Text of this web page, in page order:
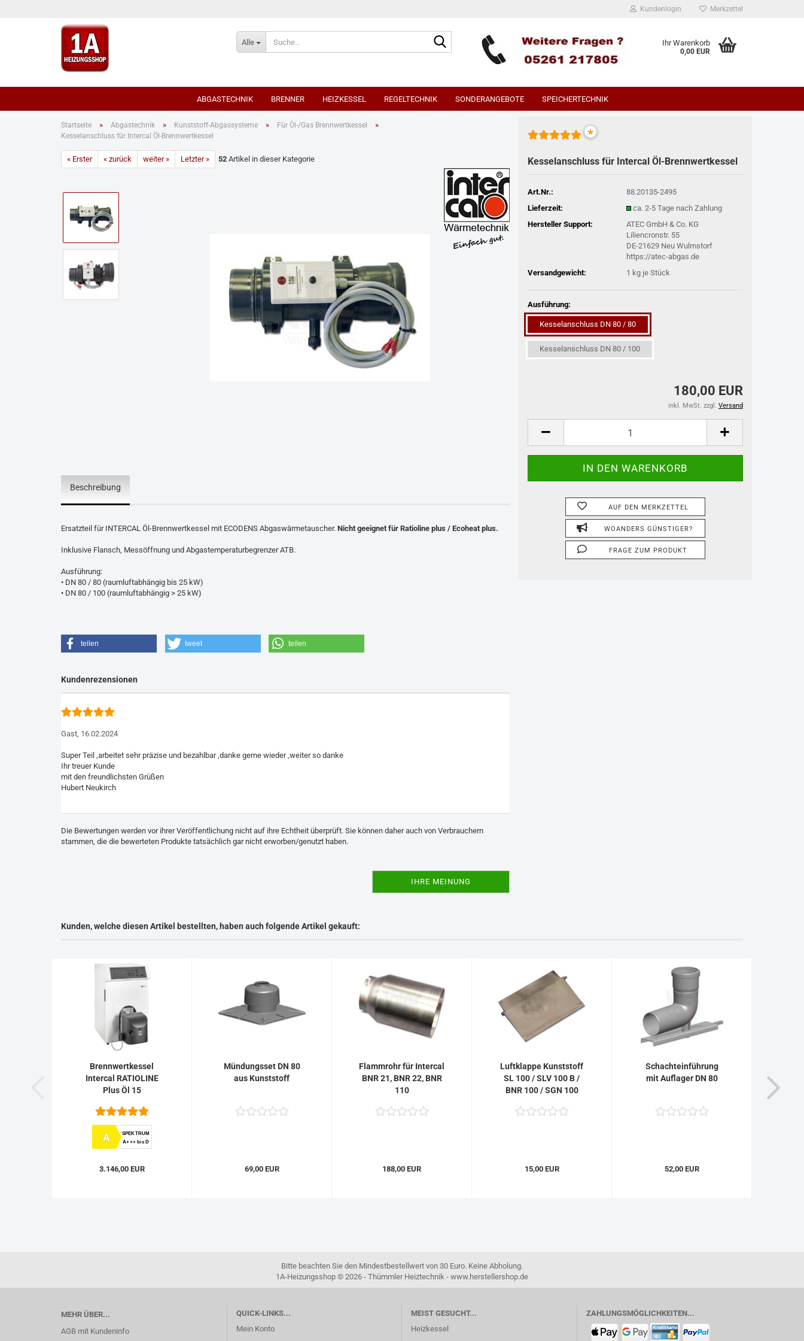
Kundenlogin Merkzettel
Alle
Ihr Warenkorb
0,00 EUR
ABGASTECHNIK
Für Öl-/Gas Brennwertkessel
BRENNER HEIZKESSEL REGELTECHNIK SONDERANGEBOTE SPEICHERTECHNIK
Startseite » Abgastechnik » Kunststoff-Abgassysteme » Für Öl-/Gas Brennwertkessel »
Kesselanschluss für Intercal Öl-Brennwertkessel
« Erster « zurück weiter » Letzter » 52 Artikel in dieser Kategorie
*
Kesselanschluss für Intercal Öl-Brennwertkessel
Art.Nr.:
88.20135-2495
Lieferzeit:
ca. 2-5 Tage nach Zahlung
Hersteller Support:
ATEC GmbH & Co. KG
Liliencronstr. 55
DE-21629 Neu Wulmstorf
https://atec-abgas.de
Versandgewicht:
1 kg je Stück
Ausführung:
Kesselanschluss DN 80 / 80
Kesselanschluss DN 80 / 100
180,00 EUR
inkl. MwSt. zzgl. Versand
AUF DEN MERKZETTEL
WOANDERS GÜNSTIGER?
FRAGE ZUM PRODUKT
Beschreibung
Ersatzteil für INTERCAL Öl-Brennwertkessel mit ECODENS Abgaswärmetauscher. Nicht geeignet für Ratioline plus / Ecoheat plus.
Inklusive Flansch, Messöffnung und Abgastemperaturbegrenzer ATB.
Ausführung:
• DN 80 / 80 (raumluftabhängig bis 25 kW)
• DN 80 / 100 (raumluftabhängig > 25 kW)
teilen tweet teilen
Kundenrezensionen
Gast, 16.02.2024
Super Teil ,arbeitet sehr präzise und bezahlbar ,danke gerne wieder ,weiter so danke
Ihr treuer Kunde
mit den freundlichsten Grüßen
Die Bewertungen werden vor ihrer Veröffentlichung nicht auf ihre Echtheit überprüft. Sie können daher auch von Verbrauchern
stammen, die die bewerteten Produkte tatsächlich gar nicht erworben/genutzt haben.
IHRE MEINUNG
Kunden, welche diesen Artikel bestellten, haben auch folgende Artikel gekauft:
Brennwertkessel
Intercal RATIOLINE
Plus Öl 15
A
SPEKTRUM
A+++ bis D
3.146,00 EUR
Mündungsset DN 80
aus Kunststoff
69,00 EUR
Flammrohr für Intercal
BNR 21, BNR 22, BNR
110
188,00 EUR
Luftklappe Kunststoff
SL 100 / SLV 100 B /
BNR 100 / SGN 100
15,00 EUR
Schachteinführung
mit Auflager DN 80
52,00 EUR
Bitte beachten Sie den Mindestbestellwert von 30 Euro. Keine Abholung.
1A-Heizungsshop © 2026 - Thümmler Heiztechnik - www.herstellershop.de
MEHR ÜBER...
AGB mit Kundeninfo
QUICK-LINKS...
Mein Konto
MEIST GESUCHT...
Heizkessel
ZAHLUNGSMÖGLICHKEITEN...